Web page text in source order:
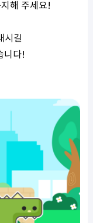
해 주세요!
시길
니다!